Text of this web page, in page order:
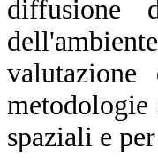
diffusione
spaziali e